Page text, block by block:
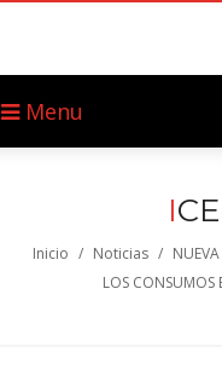
Menu
I
Inicio / Noticias /
LOS CONSUMOS